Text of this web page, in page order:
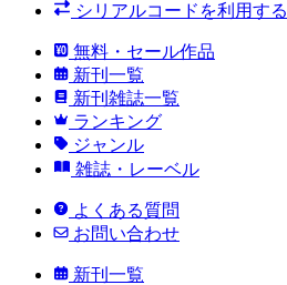
シリアルコードを利用する
無料・セール作品
新刊一覧
新刊雑誌一覧
ランキング
ジャンル
雑誌・レーベル
よくある質問
お問い合わせ
新刊一覧